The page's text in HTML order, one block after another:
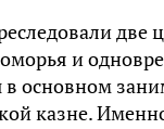
и
основном
казне.